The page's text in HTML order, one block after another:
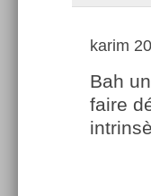
karim
Bah
faire